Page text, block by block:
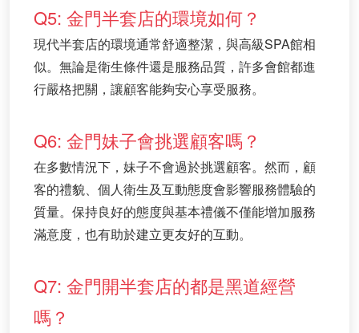
Q5: 金門半套店的環境如何？
現代半套店的環境通常舒適整潔，與高級SPA館相
似。無論是衛生條件還是服務品質，許多會館都進
行嚴格把關，讓顧客能夠安心享受服務。
Q6: 金門妹子會挑選顧客嗎？
在多數情況下，妹子不會過於挑選顧客。然而，顧
客的禮貌、個人衛生及互動態度會影響服務體驗的
質量。保持良好的態度與基本禮儀不僅能增加服務
滿意度，也有助於建立更友好的互動。
Q7: 金門開半套店的都是黑道經營
嗎？